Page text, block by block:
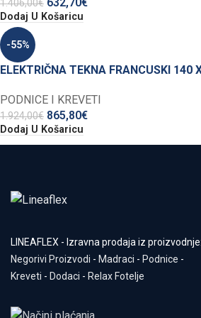
1.406,00€ 632,70€
Dodaj U Košaricu
-55%
ELEKTRIČNA TEKNA FRANCUSKI 140
PODNICE I KREVETI
1.924,00€ 865,80€
Dodaj U Košaricu
LINEAFLEX - Izravna prodaja iz proizvodnje:
Negorivi Proizvodi - Madraci - Podnice -
Kreveti - Dodaci - Relax Fotelje